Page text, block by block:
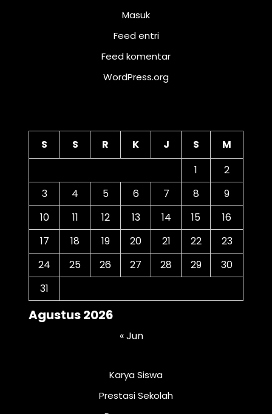
Masuk
Feed entri
Feed komentar
WordPress.org
Agustus 2026
S S R K J S
M
1
2
3
4 5 6 7 8
9
10
11 12 13 14 15
16
17
18 19 20 21 22
23
24
25 26 27 28 29
30
31
« Jun
Karya Siswa
Prestasi Sekolah